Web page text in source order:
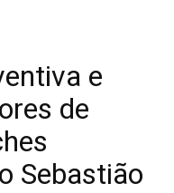
e
de
Sebastião